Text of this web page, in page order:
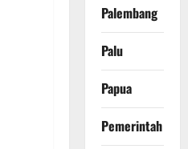
Palembang
Palu
Papua
Pemerintah